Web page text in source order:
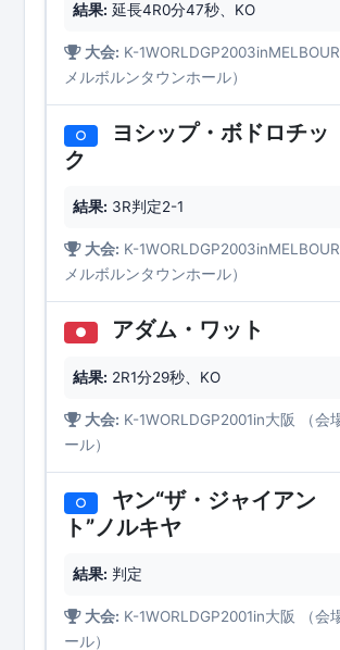
結果: 延長4R0分47秒、KO
大会: K-
メルボルンタウンホール）
○
ヨシップ・ボドロチッ
ク
結果: 3R判定2-1
大会: K-
メルボルンタウンホール）
● アダム・ワット
結果: 2R1分29秒、KO
大会: K-1WORLDGP2001in大阪 （会
ール）
○
ヤン“ザ・ジャイアン
ト”ノルキヤ
結果: 判定
大会: K-1WORLDGP2001in大阪 （会
ール）